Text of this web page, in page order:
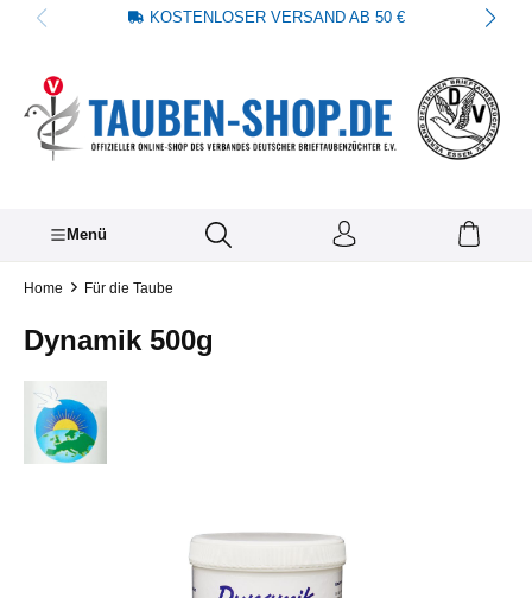
springen KOSTENLOSER VERSAND AB 50 €
Menü
Home Für die Taube
Dynamik 500g